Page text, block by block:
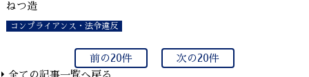
ねつ造
コンプライアンス・法令違反
前の20件
次の20件
全ての記事一覧へ戻る